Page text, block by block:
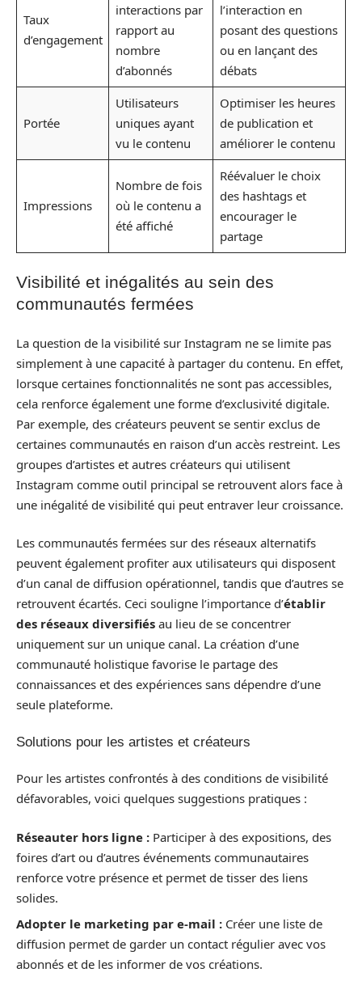
Taux
d’engagement
interactions par
rapport au
nombre
d’abonnés
l’interaction en
posant des questions
ou en lançant des
débats
Portée
Utilisateurs
uniques ayant
vu le contenu
Optimiser les heures
de publication et
améliorer le contenu
Impressions
Nombre de fois
où le contenu a
été affiché
Réévaluer le choix
des hashtags et
encourager le
partage
Visibilité et inégalités au sein des
communautés fermées
La question de la visibilité sur Instagram ne se limite pas
simplement à une capacité à partager du contenu. En effet,
lorsque certaines fonctionnalités ne sont pas accessibles,
cela renforce également une forme d’exclusivité digitale.
Par exemple, des créateurs peuvent se sentir exclus de
certaines communautés en raison d’un accès restreint. Les
groupes d’artistes et autres créateurs qui utilisent
Instagram comme outil principal se retrouvent alors face à
une inégalité de visibilité qui peut entraver leur croissance.
Les communautés fermées sur des réseaux alternatifs
peuvent également profiter aux utilisateurs qui disposent
d’un canal de diffusion opérationnel, tandis que d’autres se
retrouvent écartés. Ceci souligne l’importance d’établir
des réseaux diversifiés au lieu de se concentrer
uniquement sur un unique canal. La création d’une
communauté holistique favorise le partage des
connaissances et des expériences sans dépendre d’une
seule plateforme.
Solutions pour les artistes et créateurs
Pour les artistes confrontés à des conditions de visibilité
défavorables, voici quelques suggestions pratiques :
Réseauter hors ligne : Participer à des expositions, des
foires d’art ou d’autres événements communautaires
renforce votre présence et permet de tisser des liens
solides.
Adopter le marketing par e-mail : Créer une liste de
diffusion permet de garder un contact régulier avec vos
abonnés et de les informer de vos créations.